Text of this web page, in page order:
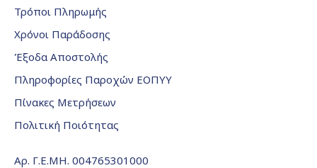
Τρόποι Πληρωμής
Χρόνοι Παράδοσης
Έξοδα Αποστολής
Πληροφορίες Παροχών ΕΟΠΥΥ
Πίνακες Μετρήσεων
Πολιτική Ποιότητας
Αρ. Γ.Ε.ΜΗ. 004765301000